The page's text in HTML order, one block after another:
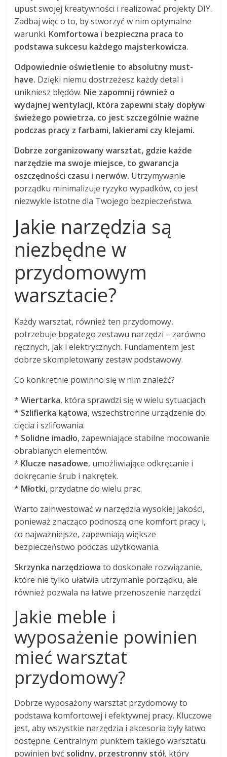
upust swojej kreatywności i realizować projekty DIY.
Zadbaj więc o to, by stworzyć w nim optymalne
warunki. Komfortowa i bezpieczna praca to
podstawa sukcesu każdego majsterkowicza.
Odpowiednie oświetlenie to absolutny must-
have. Dzięki niemu dostrzeżesz każdy detal i
unikniesz błędów. Nie zapomnij również o
wydajnej wentylacji, która zapewni stały dopływ
świeżego powietrza, co jest szczególnie ważne
podczas pracy z farbami, lakierami czy klejami.
Dobrze zorganizowany warsztat, gdzie każde
narzędzie ma swoje miejsce, to gwarancja
oszczędności czasu i nerwów. Utrzymywanie
porządku minimalizuje ryzyko wypadków, co jest
niezwykle istotne dla Twojego bezpieczeństwa.
Jakie narzędzia są
niezbędne w
przydomowym
warsztacie?
Każdy warsztat, również ten przydomowy,
potrzebuje bogatego zestawu narzędzi – zarówno
ręcznych, jak i elektrycznych. Fundamentem jest
dobrze skompletowany zestaw podstawowy.
Co konkretnie powinno się w nim znaleźć?
*Wiertarka, która sprawdzi się w wielu sytuacjach.
* Szlifierka kątowa, wszechstronne urządzenie do
cięcia i szlifowania.
* Solidne imadło, zapewniające stabilne mocowanie
obrabianych elementów.
* Klucze nasadowe, umożliwiające odkręcanie i
dokręcanie śrub i nakrętek.
* Młotki, przydatne do wielu prac.
Warto zainwestować w narzędzia wysokiej jakości,
ponieważ znacząco podnoszą one komfort pracy i,
co najważniejsze, zapewniają większe
bezpieczeństwo podczas użytkowania.
Skrzynka narzędziowa to doskonałe rozwiązanie,
które nie tylko ułatwia utrzymanie porządku, ale
również pozwala na łatwe przenoszenie narzędzi.
Jakie meble i
wyposażenie powinien
mieć warsztat
przydomowy?
Dobrze wyposażony warsztat przydomowy to
podstawa komfortowej i efektywnej pracy. Kluczowe
jest, aby wszystkie narzędzia i akcesoria były łatwo
dostępne. Centralnym punktem takiego warsztatu
powinien być solidny, przestronny stół, który